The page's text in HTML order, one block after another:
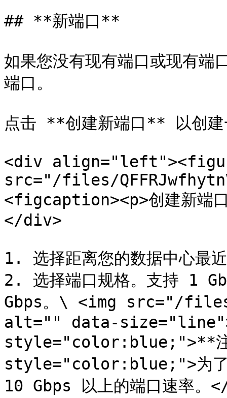
## **新端口**
如果您没有现有端口或现有端
端口。
点击 **创建新端口** 以创建
<div
src="/files/
<figcaption><p>创建新
</div>
1. 选择距离您的数据中心最
2. 选择端口规格。支持 1
Gbps。\ <img src="/files/
alt="" data-
style="color:blue;">**
style="color:blue;">为了保
10 Gbps 以上的端口速率。